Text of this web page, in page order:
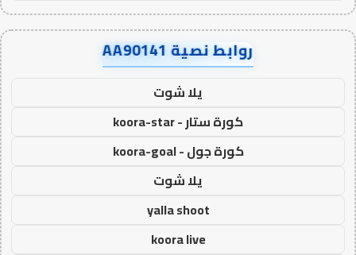
روابط نصية AA90141
يلا شوت
كورة ستار - koora-star
كورة جول - koora-goal
يلا شوت
yalla shoot
koora live